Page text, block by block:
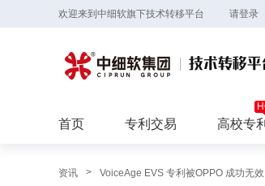
欢迎来到中细软旗下技术转移平台 请登录
首页 专利交易 高校专利
资讯 > VoiceAge EVS 专利被OPPO 成功无